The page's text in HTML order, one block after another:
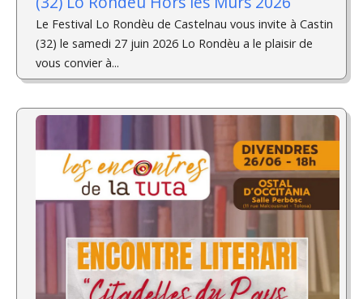
Le Festival Lo Rondèu de Castelnau vous invite à Castin
(32) le samedi 27 juin 2026 Lo Rondèu a le plaisir de
vous convier à...